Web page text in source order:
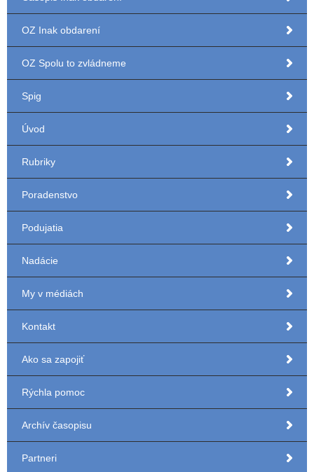
OZ Inak obdarení
OZ Spolu to zvládneme
Spig
Úvod
Rubriky
Poradenstvo
Podujatia
Nadácie
My v médiách
Kontakt
Ako sa zapojiť
Rýchla pomoc
Archív časopisu
Partneri